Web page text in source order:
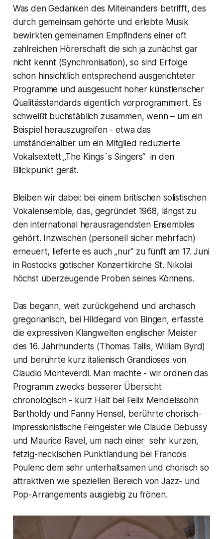
Was den Gedanken des Miteinanders betrifft, des
durch gemeinsam gehörte und erlebte Musik
bewirkten gemeinamen Empfindens einer oft
zahlreichen Hörerschaft die sich ja zunächst gar
nicht kennt (Synchronisation), so sind Erfolge
schon hinsichtlich entsprechend ausgerichteter
Programme und ausgesucht hoher künstlerischer
Qualitässtandards eigentlich vorprogrammiert. Es
schweißt buchstäblich zusammen, wenn – um ein
Beispiel herauszugreifen - etwa das
umständehalber um ein Mitglied reduzierte
Vokalsextett „The Kings`s Singers“ in den
Blickpunkt gerät.
Bleiben wir dabei: bei einem britischen solistischen
Vokalensemble, das, gegründet 1968, längst zu
den international herausragendsten Ensembles
gehört. Inzwischen (personell sicher mehrfach)
erneuert, lieferte es auch „nur“ zu fünft am 17. Juni
in Rostocks gotischer Konzertkirche St. Nikolai
höchst überzeugende Proben seines Könnens.
Das begann, weit zurückgehend und archaisch
gregorianisch, bei Hildegard von Bingen, erfasste
die expressiven Klangwelten englischer Meister
des 16. Jahrhunderts (Thomas Tallis, William Byrd)
und berührte kurz italienisch Grandioses von
Claudio Monteverdi. Man machte - wir ordnen das
Programm zwecks besserer Übersicht
chronologisch - kurz Halt bei Felix Mendelssohn
Bartholdy und Fanny Hensel, berührte chorisch-
impressionistische Feingeister wie Claude Debussy
und Maurice Ravel, um nach einer sehr kurzen,
fetzig-neckischen Punktlandung bei Francois
Poulenc dem sehr unterhaltsamen und chorisch so
attraktiven wie speziellen Bereich von Jazz- und
Pop-Arrangements ausgiebig zu frönen.